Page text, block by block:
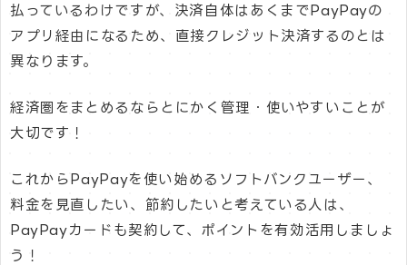
払っているわけですが、決済自体はあくまでPayPayの
アプリ経由になるため、直接クレジット決済するのとは
異なります。
経済圏をまとめるならとにかく管理・使いやすいことが
大切です！
これからPayPayを使い始めるソフトバンクユーザー、
料金を見直したい、節約したいと考えている人は、
PayPayカードも契約して、ポイントを有効活用しましょ
う！